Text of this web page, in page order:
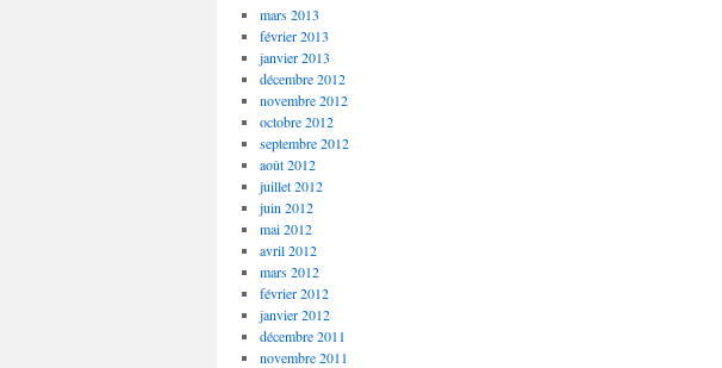
mars 2013
février 2013
janvier 2013
décembre 2012
novembre 2012
octobre 2012
septembre 2012
août 2012
juillet 2012
juin 2012
mai 2012
avril 2012
mars 2012
février 2012
janvier 2012
décembre 2011
novembre 2011